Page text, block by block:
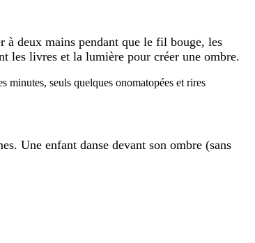
à deux mains pendant que le fil bouge, les
les livres et la lumière pour créer une ombre.
minutes, seuls quelques onomatopées et rires
Une enfant danse devant son ombre (sans